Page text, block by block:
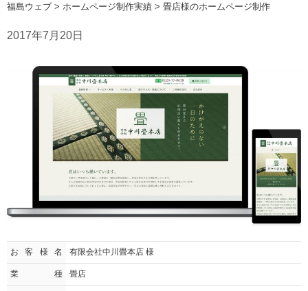
福島ウェブ > ホームページ制作実績 > 畳店様のホームページ制作
2017年7月20日
お客様名 有限会社中川畳本店 様
業種 畳店